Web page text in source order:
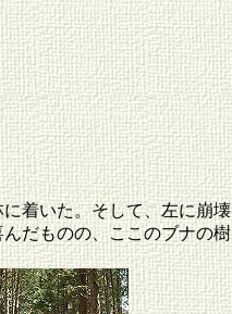
着いた。そして、左に崩壊
だものの、ここのブナの樹